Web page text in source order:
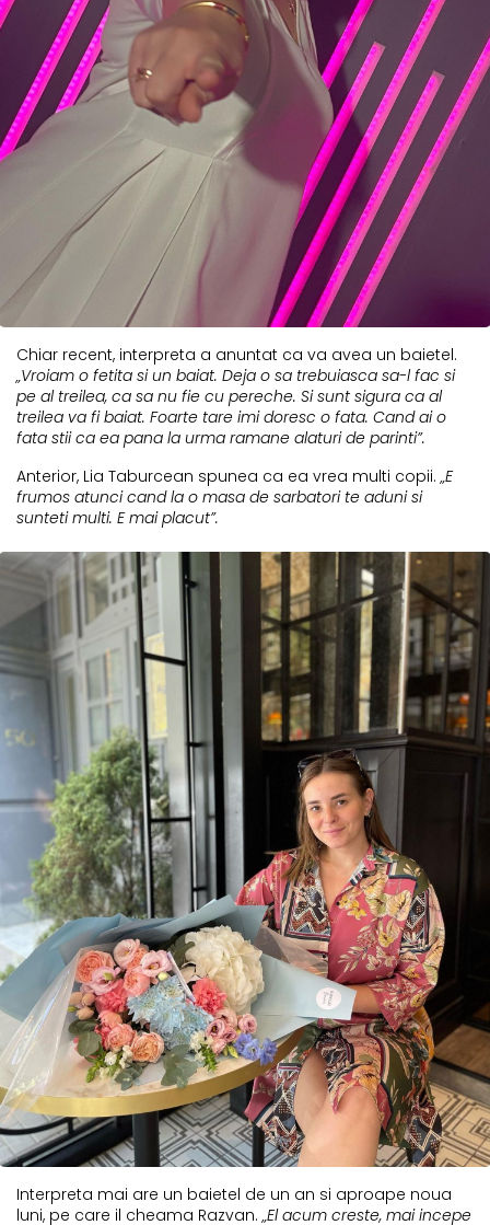
Chiar recent, interpreta a anuntat ca va avea un baietel.
„Vroiam o fetita si un baiat. Deja o sa trebuiasca sa-l fac si
pe al treilea, ca sa nu fie cu pereche. Si sunt sigura ca al
treilea va fi baiat. Foarte tare imi doresc o fata. Cand ai o
fata stii ca ea pana la urma ramane alaturi de parinti”.
Anterior, Lia Taburcean spunea ca ea vrea multi copii.„E
frumos atunci cand la o masa de sarbatori te aduni si
sunteti multi. E mai placut”.
Interpreta mai are un baietel de un an si aproape noua
luni, pe care il cheama Razvan.„El acum creste, mai incepe